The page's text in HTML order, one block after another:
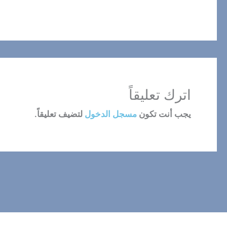
اترك تعليقاً
يجب أنت تكون مسجل الدخول لتضيف تعليقاً.